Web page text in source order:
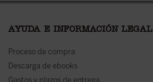
AYUDA E INFORMACIÓN LEGAL
Proceso de compra
Descarga de ebooks
Gastos y plazos de entrega